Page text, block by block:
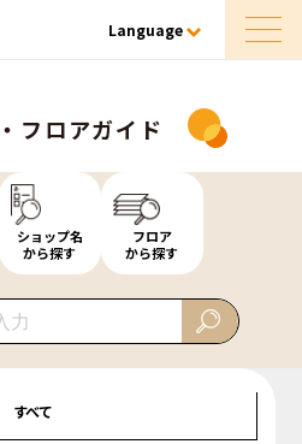
Language
フロアガイド
ショップ名
から探す
フロア
から探す
すべて